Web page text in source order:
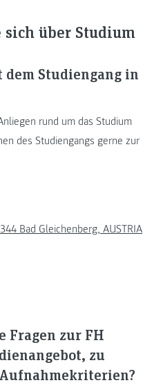
über Studium
Studiengang in
rund um das Studium
des Studiengangs gerne zur
Bad Gleichenberg, AUSTRIA
Fragen zur FH
zu